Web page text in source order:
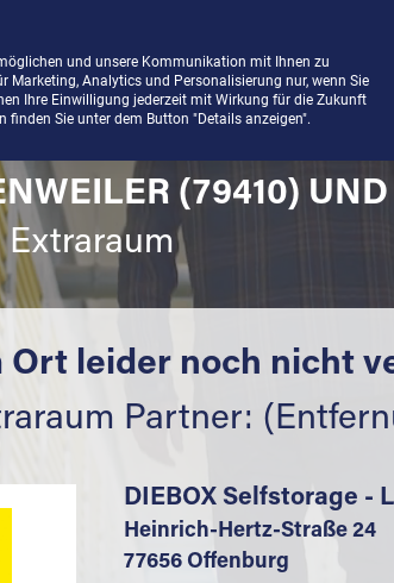
(79410)
Ort leider noch nicht
Partner:
DIEBOX Selfstorage -
Heinrich-Hertz-Straße 24
77656 Offenburg
und unsere Kommunikation mit Ihnen zu
Marketing, Analytics und Personalisierung nur, wenn Sie
Ihre Einwilligung jederzeit mit Wirkung für die Zukunft
Sie unter dem Button "Details anzeigen".